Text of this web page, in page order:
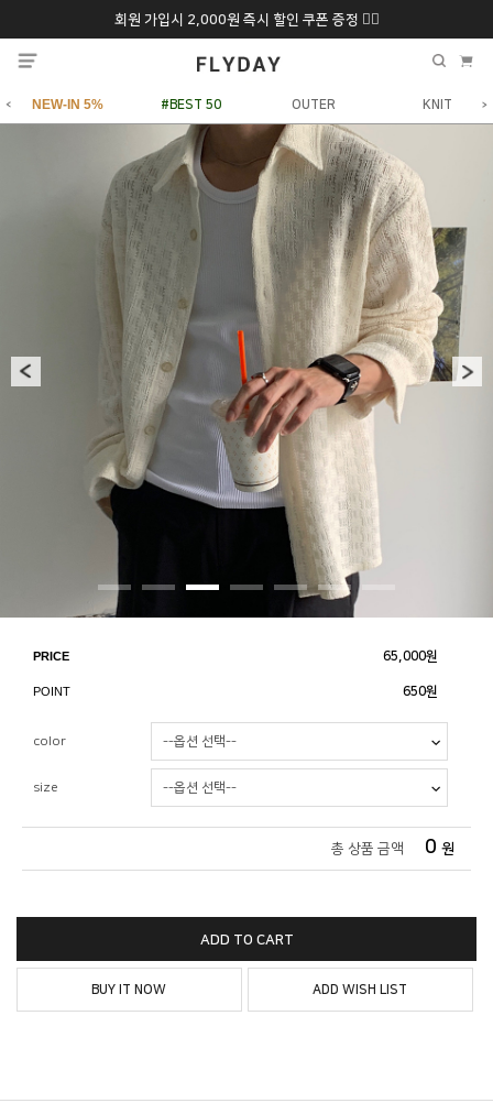
회원 가입시 2,000원 즉시 할인 쿠폰 증정 ❤️‍🔥
추석 특별 할인 10~20% 9/6 화 ~ 9/12월
NEW-IN 5% #BEST 50 OUTER KNIT
PRICE 65,000원
POINT 650원
color
size
총 상품 금액 0 원
ADD TO CART
BUY IT NOW ADD WISH LIST